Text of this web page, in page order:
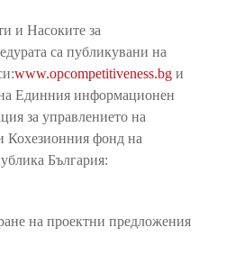
и Насоките за
са публикувани на
www.opcompetitiveness.bg и
Единния информационен
за управлението на
Кохезионния фонд на
България:
на проектни предложения